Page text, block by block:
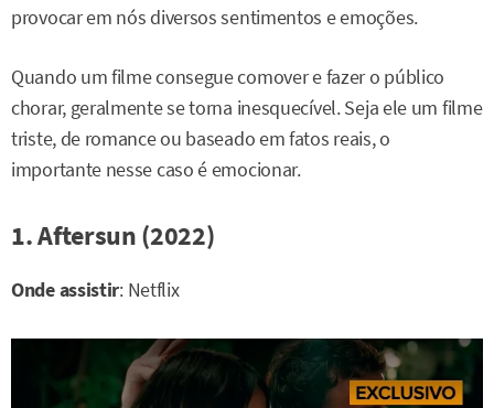
provocar em nós diversos sentimentos e emoções.
Quando um filme consegue comover e fazer o público
chorar, geralmente se torna inesquecível. Seja ele um filme
triste, de romance ou baseado em fatos reais, o
importante nesse caso é emocionar.
1. Aftersun (2022)
Onde assistir: Netflix